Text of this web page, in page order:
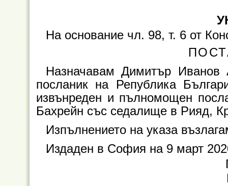
На основание чл. 98, т. 6 от
Назначавам Димитър
посланик на Република
извънреден и пълномощен
Бахрейн със седалище в Рияд,
Изпълнението на указа
Издаден в София на 9 март